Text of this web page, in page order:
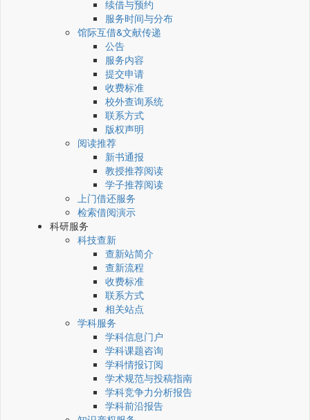
续借与预约
服务时间与分布
馆际互借&文献传递
公告
服务内容
提交申请
收费标准
校外查询系统
联系方式
版权声明
阅读推荐
新书通报
教授推荐阅读
学子推荐阅读
上门借还服务
检索借阅演示
科研服务
科技查新
查新站简介
查新流程
收费标准
联系方式
相关站点
学科服务
学科信息门户
学科课题咨询
学科情报订阅
学术规范与投稿指南
学科竞争力分析报告
学科前沿报告